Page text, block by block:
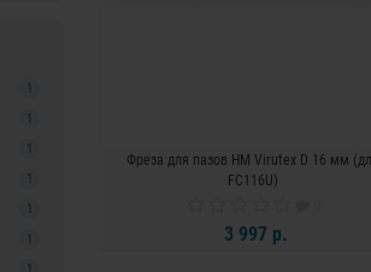
Фреза для пазов HM Virutex D 16 мм
FC116U)
3 997 р.